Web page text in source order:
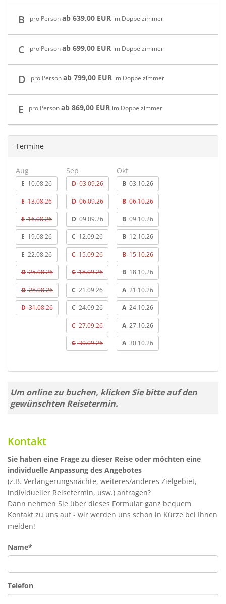
B pro Personab 639,00 EUR im Doppelzimmer
C pro Personab 699,00 EUR im Doppelzimmer
D pro Personab 799,00 EUR im Doppelzimmer
E pro Personab 869,00 EUR im Doppelzimmer
Termine
Aug
E 10.08.26
E13.08.26
E16.08.26
E 19.08.26
E 22.08.26
D25.08.26
D28.08.26
D31.08.26
Sep
D03.09.26
D06.09.26
D 09.09.26
C 12.09.26
C15.09.26
C18.09.26
C 21.09.26
C 24.09.26
C27.09.26
C30.09.26
Okt
B 03.10.26
B06.10.26
B 09.10.26
B 12.10.26
B15.10.26
B 18.10.26
A 21.10.26
A 24.10.26
A 27.10.26
A 30.10.26
Um online zu buchen, klicken Sie bitte auf den
gewünschten Reisetermin.
Kontakt
Sie haben eine Frage zu dieser Reise oder möchten eine
individuelle Anpassung des Angebotes
(z.B. Verlängerungsnächte, weiteres/anderes Zielgebiet,
individueller Reisetermin, usw.) anfragen?
Dann nehmen Sie über dieses Formular ganz bequem
Kontakt zu uns auf - wir werden uns schon in Kürze bei Ihnen
melden!
Name*
Telefon